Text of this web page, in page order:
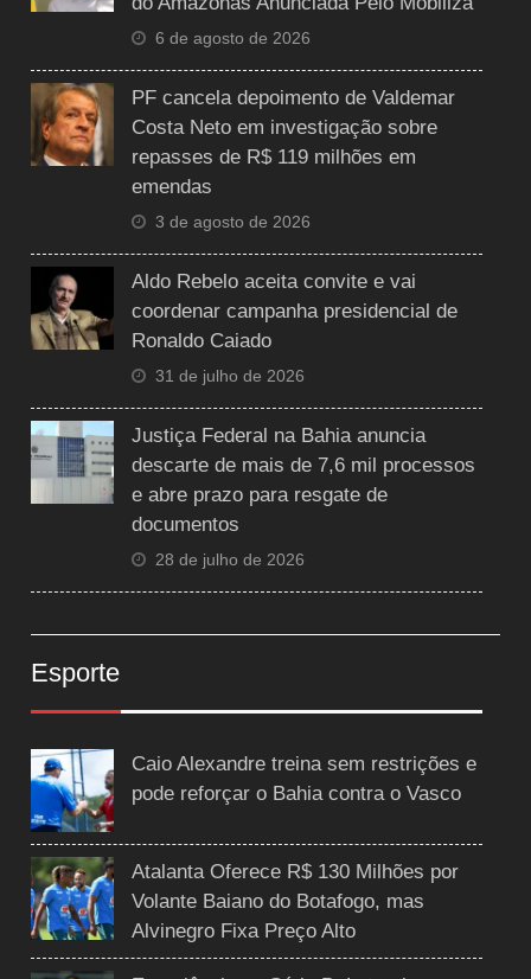
6 de agosto de 2026
PF cancela depoimento de Valdemar
Costa Neto em investigação sobre
repasses de R$ 119 milhões em
emendas
3 de agosto de 2026
Aldo Rebelo aceita convite e vai
coordenar campanha presidencial de
Ronaldo Caiado
31 de julho de 2026
Justiça Federal na Bahia anuncia
descarte de mais de 7,6 mil processos
e abre prazo para resgate de
documentos
28 de julho de 2026
Esporte
Caio Alexandre treina sem restrições e
pode reforçar o Bahia contra o Vasco
Atalanta Oferece R$ 130 Milhões por
Volante Baiano do Botafogo, mas
Alvinegro Fixa Preço Alto